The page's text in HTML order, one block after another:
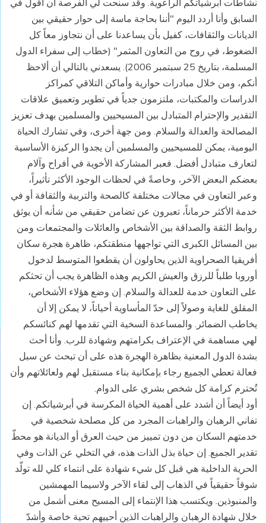
نشاطات أبرشياتكم الراعوية. وقد سنحت لي الفرصة أن أقول في
السابق وأنا أردد اليوم "أننا بحاجة ماسة إلى حوار حقيقي بين
الديانات والثقافات، كفيل بأن يساعدنا على أن نتجاوز معاً كل
الضغوط، في روح من التعاون المثمر" (خطاب إلى سفراء الدول
المسلمة، بتاريخ 25 سبتمبر 2006). يسعدني بالتالي أن ألاحظ
أنكم، ومن خلال مبادرات حوارية وأماكن التلاقي كمراكز
الدراسات والمكتبات، ملتزمون جدياً في تطوير وتعميق علاقات
التقدير والإحترام المتبادل بين المسيحيين والمسلمين بهدف تعزيز
المصالحة والعدالة والسلام. ومن جهة أخرى، وفي تشارك الحياة
اليومية، يمكن للمسيحيين والمسلمين أن يجدوا الركيزة الأساسية
لتعارف متبادل أفضل. فعبر المشاركة الأخوية في أفراح وآلام
بعضكم البعض الآخر، وخاصةً في لحظات الوجود الأكثر تأثيراً،
وعبر التعاون في مجالات مختلفة كالصحة والتربية والثقافة أو في
خدمة الأكثر حرماناً، تعبرون عن تضامن حقيقي من شأنه أن يوثق
روابط الثقة والصداقة بين الأشخاص والعائلات والمجتمعات ومن
بين المسائل الكبرى التي تواجهها منطقتكم، ظاهرة هجرة سكان
أفريقيا الصحراوية الذين يحاولون أن يقطعوا المتوسط لدخول
أوروبا طلباً للرزق والعيش الكريم وهذه الظاهرة يجب أن تحثكم
على التعاون خدمة للعدالة والسلام. إن وضع هؤلاء الأشخاص،
المقلق للغاية وصولاً إلى حدّ المأساوية أحياناً، لا يمكن إلا أن
يخاطب الضمائر. والمساعدة السخية التي تقدمها لهم كنائسكم
لهي مساهمة في الإعتراف بكرامتهم وشهادة للرب. وأنا أحث
بشدة الدول المعنية بظاهرة الهجرة هذه على أن تبحث عن سبل
فعالة تعطي الجميع رجاء بإمكانية بناء مستقبل لهم ولعائلاتهم وأن
تُحترم كرامة كل شخص بشري على الدوام.
أود أيضاً أن أشدد على أهمية الحياة المكرسة في أبرشياتكم. إن
تفاني الرهبان والراهبات المجرد من كل مصلحة شخصية في
خدمتهم السكان من دون تمييز من حيث العرق أو الديانة هو محطّ
تقدير الجميع. إن حياة بذل الذات هذه، في التخلي عن الذات وفي
الحرية الداخلية هي قبل كل شيء شهادة على انتماء كلي لله تولّد
شوقاً حقيقياً في الذهاب إلى لقاء الآخر ولاسيما المهمشين
والمنبوذين. ويكتسب هذا الإنتماء إلى المسيح معنى أشمل من
خلال شهادة الرهبان والراهبات الذين أحييهم تحية خاصة وأشدّ